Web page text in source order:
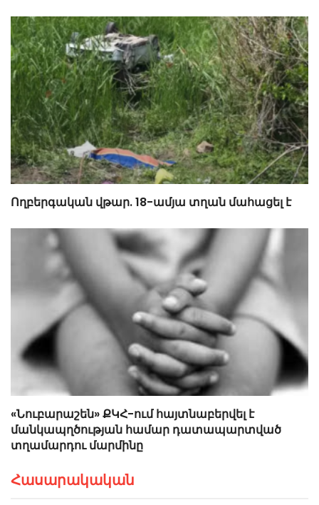
Ողբերգական վթար. 18-ամյա տղան մահացել է
«Նուբարաշեն» ՔԿՀ-ում հայտնաբերվել է
մանկապղծության համար դատապարտված
տղամարդու մարմինը
Հասարակական